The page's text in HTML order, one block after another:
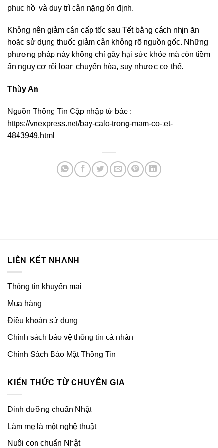
phục hồi và duy trì cân nặng ổn định.
Không nên giảm cân cấp tốc sau Tết bằng cách nhịn ăn
hoặc sử dụng thuốc giảm cân không rõ nguồn gốc. Những
phương pháp này không chỉ gây hại sức khỏe mà còn tiềm
ẩn nguy cơ rối loạn chuyển hóa, suy nhược cơ thể.
Thùy An
Nguồn Thông Tin Cập nhập từ báo :
https://vnexpress.net/bay-calo-trong-mam-co-tet-
4843949.html
LIÊN KẾT NHANH
Thông tin khuyến mại
Mua hàng
Điều khoản sử dụng
Chính sách bảo vệ thông tin cá nhân
Chính Sách Bảo Mật Thông Tin
KIẾN THỨC TỪ CHUYÊN GIA
Dinh dưỡng chuẩn Nhật
Làm mẹ là một nghệ thuật
Nuôi con chuẩn Nhật